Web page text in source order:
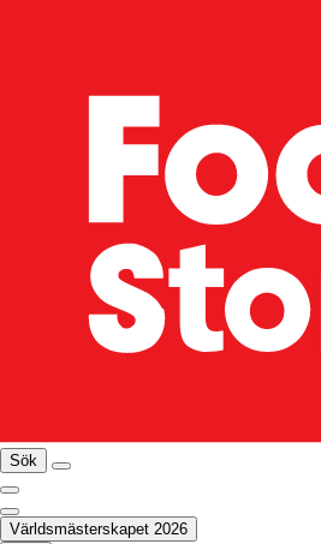
Sök
Världsmästerskapet 2026